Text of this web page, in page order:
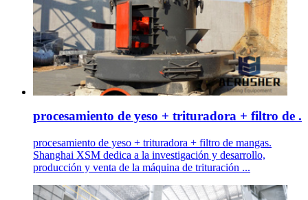
procesamiento de yeso + trituradora + filtro de .
procesamiento de yeso + trituradora + filtro de mangas.
Shanghai XSM dedica a la investigación y desarrollo,
producción y venta de la máquina de trituración ...